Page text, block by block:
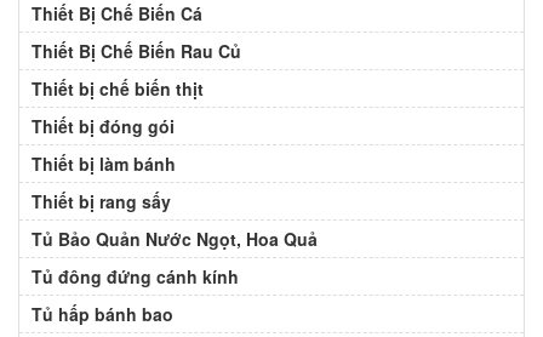
Thiết Bị Chế Biến Cá
Thiết Bị Chế Biến Rau Củ
Thiết bị chế biến thịt
Thiết bị đóng gói
Thiết bị làm bánh
Thiết bị rang sấy
Tủ Bảo Quản Nước Ngọt, Hoa Quả
Tủ đông đứng cánh kính
Tủ hấp bánh bao